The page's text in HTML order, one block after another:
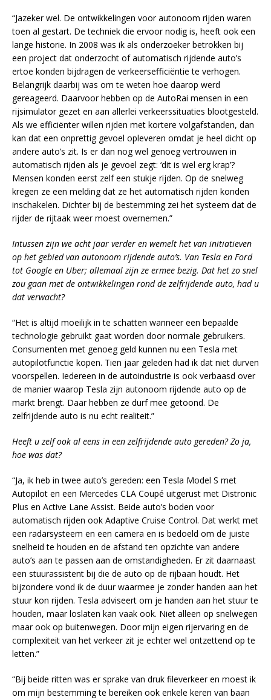
“Jazeker wel. De ontwikkelingen voor autonoom rijden waren
toen al gestart. De techniek die ervoor nodig is, heeft ook een
lange historie. In 2008 was ik als onderzoeker betrokken bij
een project dat onderzocht of automatisch rijdende auto’s
ertoe konden bijdragen de verkeersefficiëntie te verhogen.
Belangrijk daarbij was om te weten hoe daarop werd
gereageerd. Daarvoor hebben op de AutoRai mensen in een
rijsimulator gezet en aan allerlei verkeerssituaties blootgesteld.
Als we efficiënter willen rijden met kortere volgafstanden, dan
kan dat een onprettig gevoel opleveren omdat je heel dicht op
andere auto’s zit. Is er dan nog wel genoeg vertrouwen in
automatisch rijden als je gevoel zegt: ‘dit is wel erg krap’?
Mensen konden eerst zelf een stukje rijden. Op de snelweg
kregen ze een melding dat ze het automatisch rijden konden
inschakelen. Dichter bij de bestemming zei het systeem dat de
rijder de rijtaak weer moest overnemen.”
Intussen zijn we acht jaar verder en wemelt het van initiatieven
op het gebied van autonoom rijdende auto’s. Van Tesla en Ford
tot Google en Uber; allemaal zijn ze ermee bezig. Dat het zo snel
zou gaan met de ontwikkelingen rond de zelfrijdende auto, had u
dat verwacht?
“Het is altijd moeilijk in te schatten wanneer een bepaalde
technologie gebruikt gaat worden door normale gebruikers.
Consumenten met genoeg geld kunnen nu een Tesla met
autopilotfunctie kopen. Tien jaar geleden had ik dat niet durven
voorspellen. Iedereen in de autoindustrie is ook verbaasd over
de manier waarop Tesla zijn autonoom rijdende auto op de
markt brengt. Daar hebben ze durf mee getoond. De
zelfrijdende auto is nu echt realiteit.”
Heeft u zelf ook al eens in een zelfrijdende auto gereden? Zo ja,
hoe was dat?
“Ja, ik heb in twee auto’s gereden: een Tesla Model S met
Autopilot en een Mercedes CLA Coupé uitgerust met Distronic
Plus en Active Lane Assist. Beide auto’s boden voor
automatisch rijden ook Adaptive Cruise Control. Dat werkt met
een radarsysteem en een camera en is bedoeld om de juiste
snelheid te houden en de afstand ten opzichte van andere
auto’s aan te passen aan de omstandigheden. Er zit daarnaast
een stuurassistent bij die de auto op de rijbaan houdt. Het
bijzondere vond ik de duur waarmee je zonder handen aan het
stuur kon rijden. Tesla adviseert om je handen aan het stuur te
houden, maar loslaten kan vaak ook. Niet alleen op snelwegen
maar ook op buitenwegen. Door mijn eigen rijervaring en de
complexiteit van het verkeer zit je echter wel ontzettend op te
letten.”
“Bij beide ritten was er sprake van druk fileverkeer en moest ik
om mijn bestemming te bereiken ook enkele keren van baan